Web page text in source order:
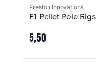
Preston Innovations
F1 Pellet Pole Rigs
5,50